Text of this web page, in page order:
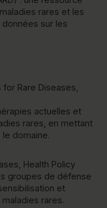
rares et les
sur les
Rare Diseases,
actuelles et
rares, en mettant
le domaine.
Health Policy
groupes de défense
et
rares.